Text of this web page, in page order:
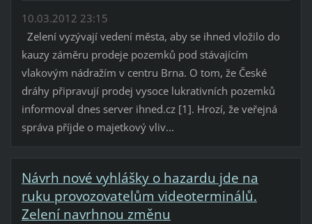
10.03.2012 23:15
Zelení vyzývají vedení města, aby se ihned vložilo do
kauzy záměru prodeje pozemků pod stávajícím
vlakovým nádražím v centru Brna. O tom, že České
dráhy připravují prodej vysoce lukrativních pozemků
informoval dnes server ihned.cz [1]. Hrozí, že veřejná
správa příjde o majetkový vliv...
Návrh nové vyhlášky o hazardu jde na
ruku provozovatelům videoterminálů.
Zelení navrhnou změnu